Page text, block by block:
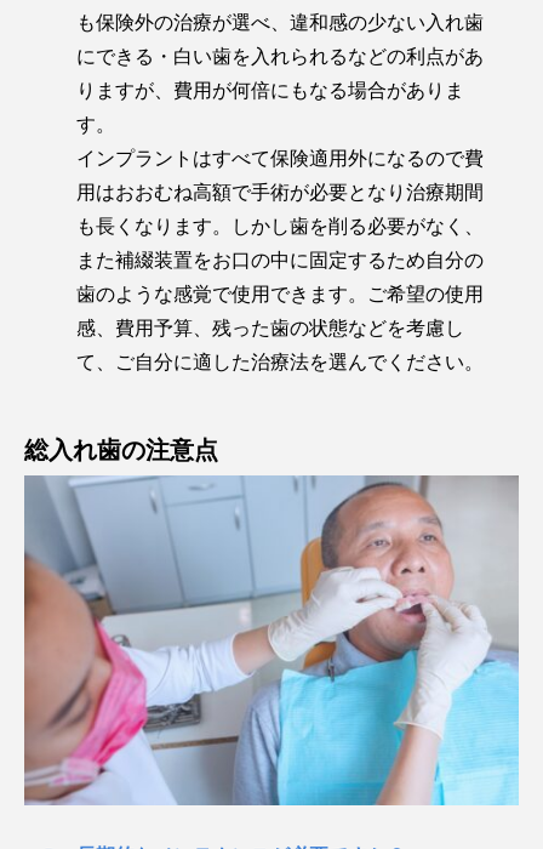
も保険外の治療が選べ、違和感の少ない入れ歯
にできる・白い歯を入れられるなどの利点があ
りますが、費用が何倍にもなる場合がありま
す。
インプラントはすべて保険適用外になるので費
用はおおむね高額で手術が必要となり治療期間
も長くなります。しかし歯を削る必要がなく、
また補綴装置をお口の中に固定するため自分の
歯のような感覚で使用できます。ご希望の使用
感、費用予算、残った歯の状態などを考慮し
て、ご自分に適した治療法を選んでください。
総入れ歯の注意点